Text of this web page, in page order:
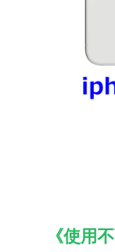
《使用